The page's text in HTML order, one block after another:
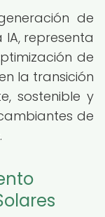
de
representa
de
la transición
sostenible y
de